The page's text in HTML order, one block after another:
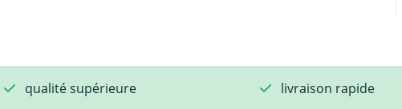
qualité supérieure livraison rapide